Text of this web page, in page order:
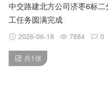
中交路建北方公司济枣6标
工任务圆满完成
2026-06-18 7884 0
共1 张